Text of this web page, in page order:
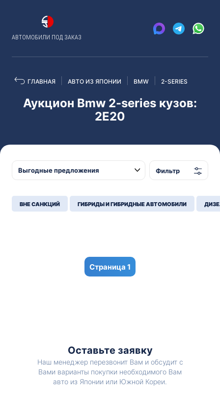
АВТОМОБИЛИ ПОД ЗАКАЗ
ГЛАВНАЯ АВТО ИЗ ЯПОНИИ BMW 2-SERIES
Аукцион Bmw 2-series кузов:
2E20
Фильтр
ВНЕ САНКЦИЙ ГИБРИДЫ И ГИБРИДНЫЕ АВТОМОБИЛИ
1
Оставьте заявку
Наш менеджер перезвонит Вам и обсудит с
Вами варианты покупки необходимого Вам
авто из Японии или Южной Кореи.